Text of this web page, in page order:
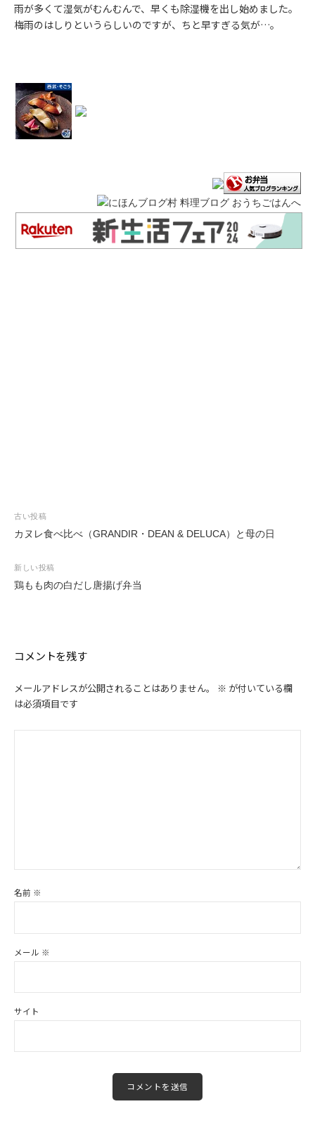
雨が多くて湿気がむんむんで、早くも除湿機を出し始めました。
梅雨のはしりというらしいのですが、ちと早すぎる気が…。
投
稿
ビ
ゲ
ン
古い投稿
カヌレ食べ比べ（GRANDIR・DEAN & DELUCA）と母の日
新しい投稿
鶏もも肉の白だし唐揚げ弁当
コメントを残す
メールアドレスが公開されることはありません。 ※ が付いている欄
は必須項目です
名前 ※
メール ※
サイト